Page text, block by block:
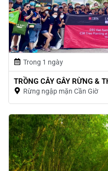
Trong 1 ngày
TRỒNG CÂY GÂY RỪNG &
Rừng ngập mặn Cần Giờ